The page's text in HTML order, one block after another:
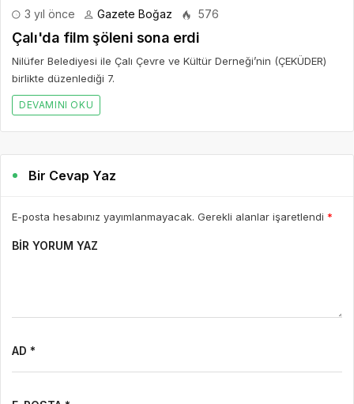
3 yıl önce Gazete Boğaz 576
Çalı'da film şöleni sona erdi
Nilüfer Belediyesi ile Çalı Çevre ve Kültür Derneği’nin (ÇEKÜDER)
birlikte düzenlediği 7.
DEVAMINI OKU
Bir Cevap Yaz
E-posta hesabınız yayımlanmayacak. Gerekli alanlar işaretlendi *
BIR YORUM YAZ
AD *